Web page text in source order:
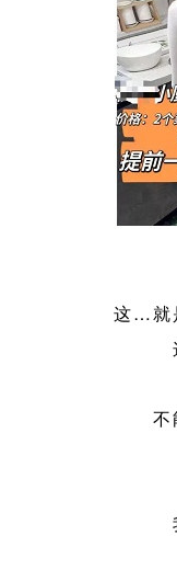
这…就
不